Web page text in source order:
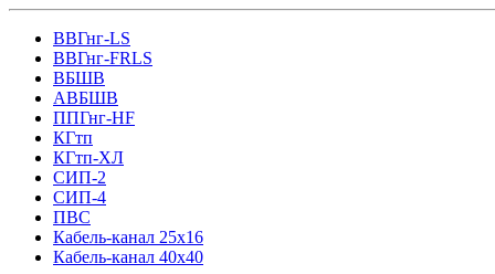
ВВГнг-LS
ВВГнг-FRLS
ВБШВ
АВБШВ
ППГнг-HF
КГтп
КГтп-ХЛ
СИП-2
СИП-4
ПВС
Кабель-канал 25х16
Кабель-канал 40х40